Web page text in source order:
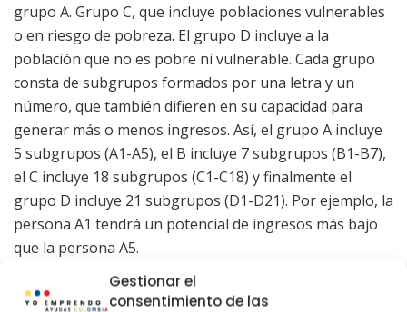
Gestionar el
consentimiento de las
grupo A. Grupo C, que incluye poblaciones vulnerables
o en riesgo de pobreza. El grupo D incluye a la
población que no es pobre ni vulnerable. Cada grupo
consta de subgrupos formados por una letra y un
número, que también difieren en su capacidad para
generar más o menos ingresos. Así, el grupo A incluye
5 subgrupos (A1-A5), el B incluye 7 subgrupos (B1-B7),
el C incluye 18 subgrupos (C1-C18) y finalmente el
grupo D incluye 21 subgrupos (D1-D21). Por ejemplo, la
persona A1 tendrá un potencial de ingresos más bajo
que la persona A5.